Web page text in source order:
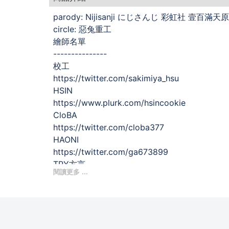
parody: Nijisanji にじさんじ 彩虹社 壹百滿天
circle: 惡兔重工
繪師名單
---------------
校工
https://twitter.com/sakimiya_hsu
HSIN
https://www.plurk.com/hsincookie
CloBA
https://twitter.com/cloba377
HAONI
https://twitter.com/ga673899
TRY方言
https://twitter.com/TryTrylsc